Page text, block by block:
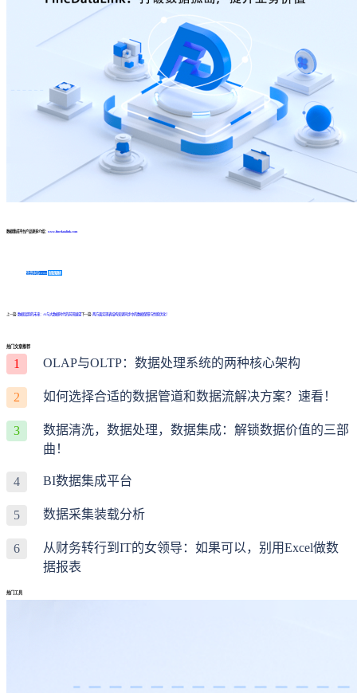
数据集成平台产品更多介绍： www.finedatalink.com
免费体验Demo 咨询方案
上一篇: 数据追踪的未来：AI与大数据时代的前景展望下一篇: 两方面实现表结构变更同步中的数据保障与性能优化！
热门文章推荐
1 OLAP与OLTP：数据处理系统的两种核心架构
2 如何选择合适的数据管道和数据流解决方案？速看！
3
数据清洗，数据处理，数据集成：解锁数据价值的三部
曲！
4 BI数据集成平台
5 数据采集装载分析
6
从财务转行到IT的女领导：如果可以，别用Excel做数
据报表
热门工具